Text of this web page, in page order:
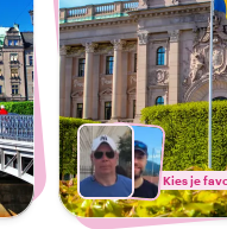
Kies je